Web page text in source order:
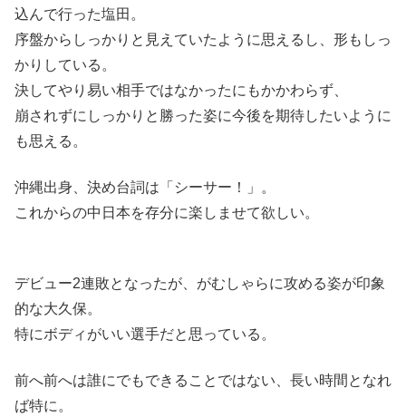
込んで行った塩田。
序盤からしっかりと見えていたように思えるし、形もしっ
かりしている。
決してやり易い相手ではなかったにもかかわらず、
崩されずにしっかりと勝った姿に今後を期待したいように
も思える。
沖縄出身、決め台詞は「シーサー！」。
これからの中日本を存分に楽しませて欲しい。
デビュー2連敗となったが、がむしゃらに攻める姿が印象
的な大久保。
特にボディがいい選手だと思っている。
前へ前へは誰にでもできることではない、長い時間となれ
ば特に。